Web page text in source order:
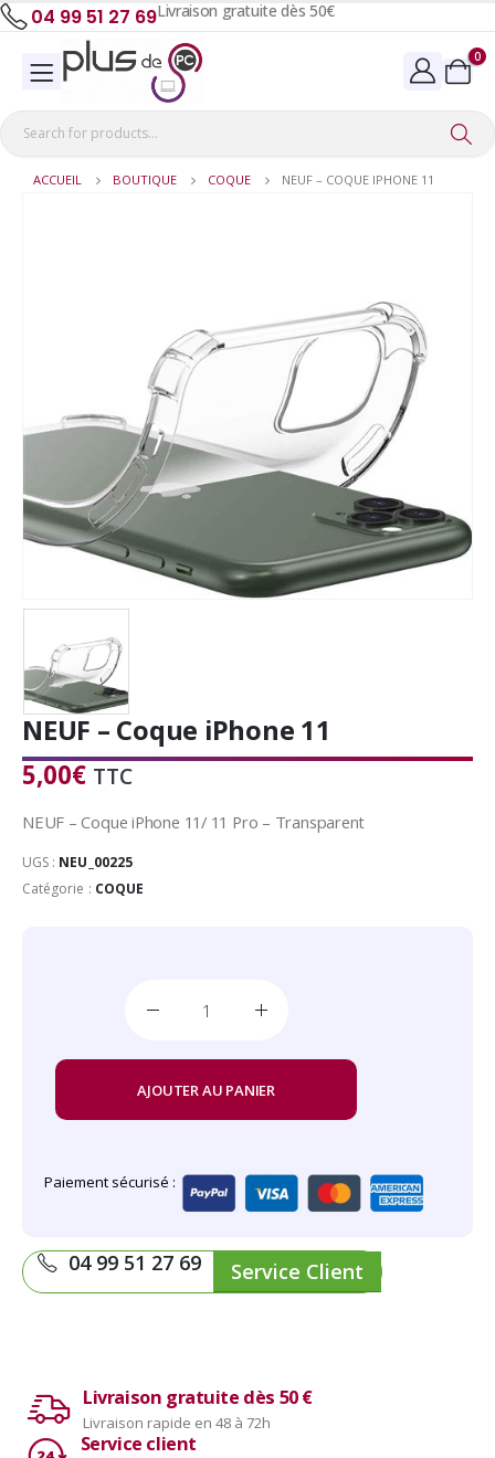
04 99 51 27 69Livraison gratuite dès 50€
0
ACCUEIL BOUTIQUE COQUE NEUF – COQUE IPHONE 11
NEUF – Coque iPhone 11
5,00€ TTC
NEUF – Coque iPhone 11/ 11 Pro – Transparent
UGS : NEU_00225
Catégorie : COQUE
AJOUTER AU PANIER
Paiement sécurisé :
04 99 51 27 69 Service Client
Livraison gratuite dès 50 €
Livraison rapide en 48 à 72h
Service client